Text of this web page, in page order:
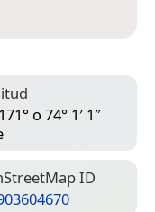
o 74° 1′ 1″
ID